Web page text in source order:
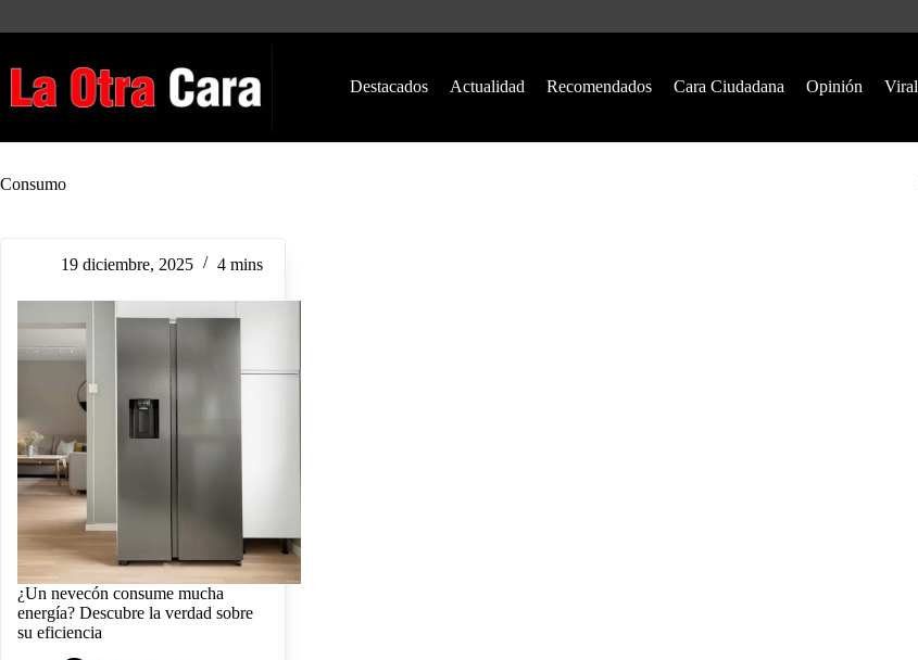
Destacados Actualidad Recomendados Cara Ciudadana Opinión Viral
Consumo
19 diciembre, 2025 4 mins
¿Un nevecón consume mucha
energía? Descubre la verdad sobre
su eficiencia